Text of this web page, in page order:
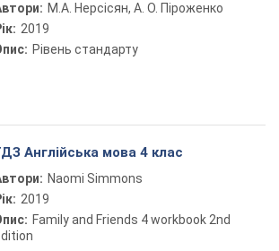
М.А. Нерсісян, А. О. Піроженко
2019
Рівень стандарту
Англійська мова 4 клас
Naomi Simmons
2019
Family and Friends 4 workbook 2nd